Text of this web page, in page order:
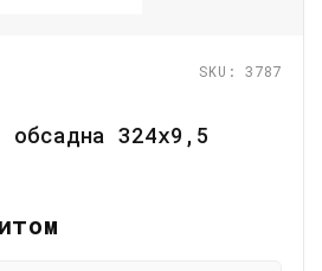
SKU: 3787
обсадна 324х9,5